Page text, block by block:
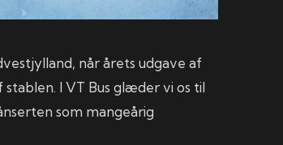
når årets udgave af
I VT Bus glæder vi os til
som mangeårig